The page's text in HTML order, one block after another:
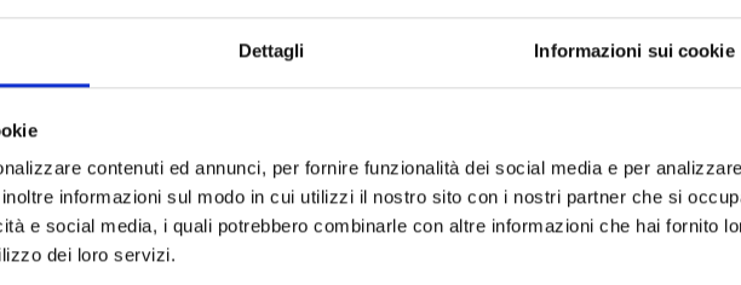
Dettagli Informazioni sui cookie
contenuti ed annunci, per fornire funzionalità dei social media e per
informazioni sul modo in cui utilizzi il nostro sito con i nostri partner che si
e social media, i quali potrebbero combinarle con altre informazioni che hai fornito
dei loro servizi.
interesse.
rimosse le pagine che hanno
informazioni relative a salute,
Questi ultimi intesi non solo nel senso di siti
minorenni, ma anche quelle pagine
quando il richiedente era ancora
Grazie